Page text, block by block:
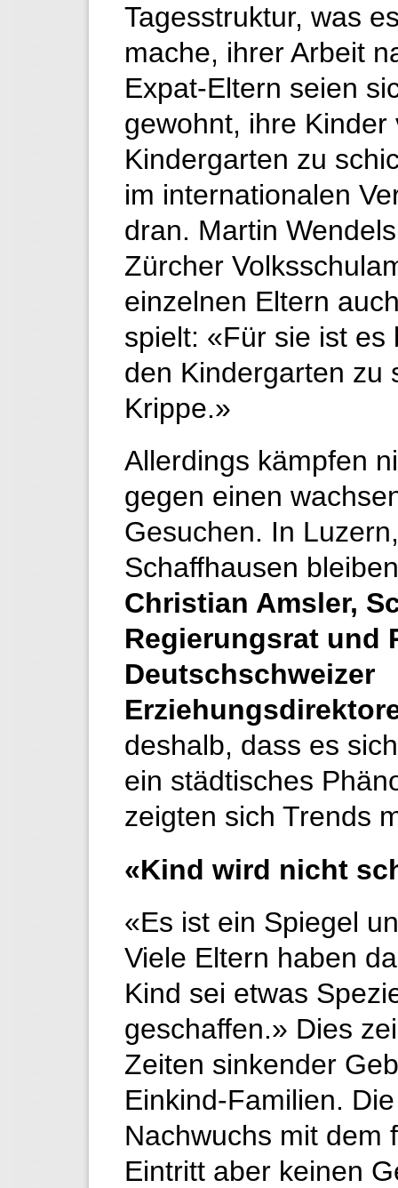
Tagesstruktur, was
mache, ihrer Arbeit
Expat-Eltern seien
gewohnt, ihre
Kindergarten zu
im internationalen
dran. Martin
Zürcher
einzelnen Eltern
spielt: «Für sie ist es
den Kindergarten zu
Krippe.»
Allerdings kämpfen
gegen einen
Gesuchen. In
Schaffhausen
Christian Amsler,
Regierungsrat und
Deutschschweizer
deshalb, dass es
ein städtisches
zeigten sich Trends
«Kind wird nicht
«Es ist ein Spiegel
Viele Eltern haben
Kind sei etwas
geschaffen.» Dies
Zeiten sinkender
Einkind-Familien.
Nachwuchs mit dem
Eintritt aber keinen